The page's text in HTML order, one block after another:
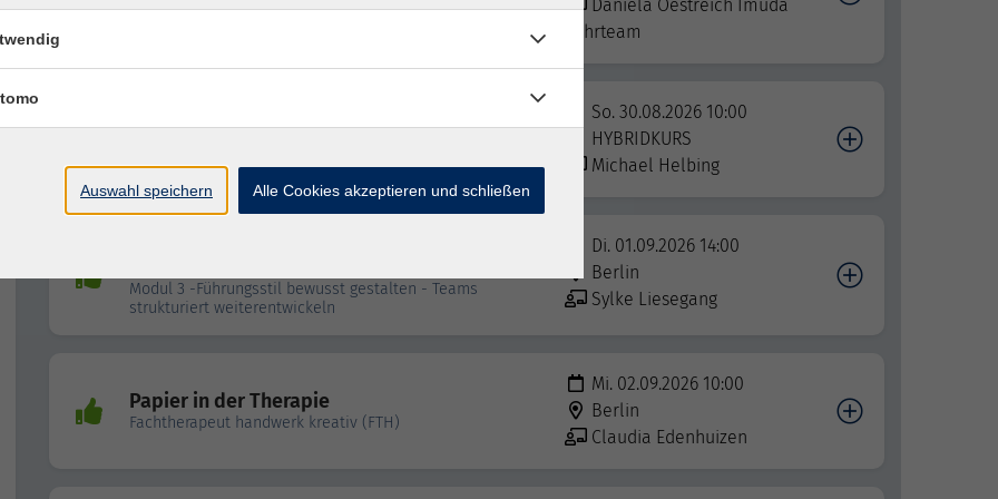
Daniela Oestreich Imuda
Lehrteam
Atemtherapie in der Geriatrie
So. 30.08.2026 10:00
HYBRIDKURS
Michael Helbing
Modul 3 -Führungsstil bewusst gestalten - Teams
strukturiert weiterentwickeln
Di. 01.09.2026 14:00
Berlin
Sylke Liesegang
Papier in der Therapie
Fachtherapeut handwerk kreativ (FTH)
Mi. 02.09.2026 10:00
Berlin
Claudia Edenhuizen
Auswahl speichern Alle Cookies akzeptieren und schließen